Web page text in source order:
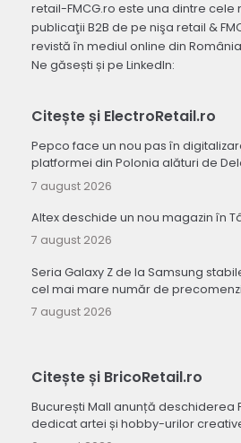
retail-FMCG.ro este una dintre cele
publicaţii B2B de pe nişa retail &
revistă în mediul online din
Ne găsești și pe LinkedIn:
Citește și ElectroRetail.ro
Pepco face un nou pas în
platformei din Polonia alături de
7 august 2026
Altex deschide un nou magazin în
7 august 2026
Seria Galaxy Z de la Samsung
cel mai mare număr de
7 august 2026
Citește și BricoRetail.ro
București Mall anunță deschiderea
dedicat artei și hobby-urilor